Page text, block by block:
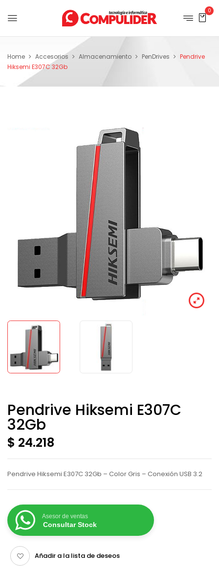
0
Home Accesorios Almacenamiento PenDrives
Pendrive
Hiksemi E307C 32Gb
Pendrive Hiksemi E307C
32Gb
$ 24.218
Pendrive Hiksemi E307C 32Gb – Color Gris – Conexión USB 3.2
Asesor de ventas
Consultar Stock
Añadir a la lista de deseos